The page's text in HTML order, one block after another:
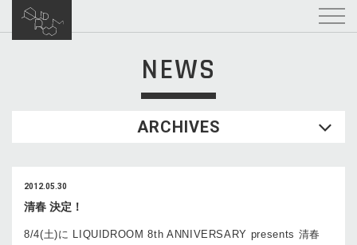
NEWS
ARCHIVES
2012.05.30
清春 決定！
8/4(土)に LIQUIDROOM 8th ANNIVERSARY presents 清春